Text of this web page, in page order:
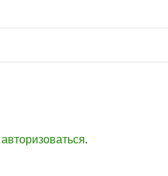
авторизоваться.